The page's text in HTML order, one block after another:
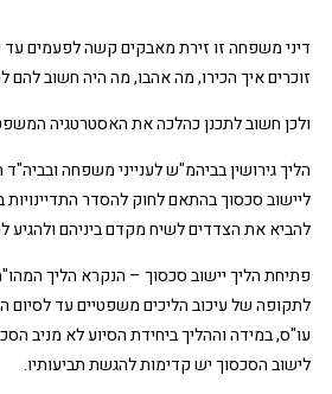
דיני משפחה זו זירת מאבקים קשה לפעמים
זוכרים איך הכירו, מה אהבו, מה היה חשוב להם
ולכן חשוב לתכנן כהלכה את האסטרטגיה
הליך גירושין בביהמ"ש לענייני משפחה
ליישוב סכסוך בהתאם לחוק להסדר
להביא את הצדדים לשיח מקדם ביניהם ולהגיע
פתיחת הליך יישוב סכסוך – הנקרא הליך
לתקופה של עיכוב הליכים משפטיים עד לסיום
עו"ס, במידה וההליך ביחידת הסיוע לא מניב
לישוב הסכסוך יש קדימות להגשת תביעותיו.